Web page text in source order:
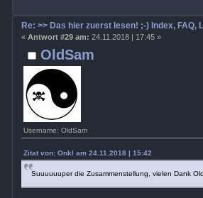
OldSam
Username: OldSam
Re: >> Das hier zuerst lesen! ;-) Index, FAQ,
« Antwort #29 am: 24.11.2018 | 17:45 »
Zitat von: Onkl am 24.11.2018 | 15:42
Suuuuuuper die Zusammenstellung, vielen Dank